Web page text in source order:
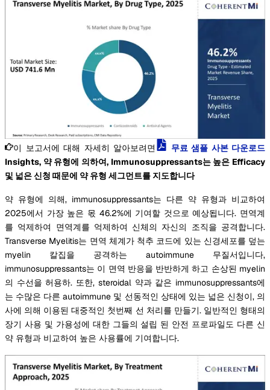
이 보고서에 대해 자세히 알아보려면
무료 샘플 사본 다운로드
Insights, 약 유형에 의하여, Immunosuppressants는 높은 Efficacy
및 넓은 신청 때문에 약 유형 세그먼트를 지도합니다
약 유형에 의해, immunosuppressants는 다른 약 유형과 비교하여
2025에서 가장 높은 몫 46.2%에 기여할 것으로 예상됩니다. 면역계
를 억제하여 면역계를 억제하여 신체의 자신의 조직을 공격합니다.
Transverse Myelitis는 면역 체계가 척추 코드에 있는 신경세포를 덮는
myelin 칼집을 공격하는 autoimmune 무질서입니다,
immunosuppressants는 이 면역 반응을 반반하게 하고 손상된 myelin
의 수선을 허용하. 또한, steroidal 약과 같은 immunosuppressants에
는 수많은 다른 autoimmune 및 선동적인 상태에 있는 넓은 신청이, 의
사에 의해 이용된 대중적인 첫번째 선 처리를 만들기. 일반적인 형태의
장기 사용 및 가용성에 대한 그들의 설립 된 안전 프로파일도 다른 신
약 유형과 비교하여 높은 사용률에 기여합니다.